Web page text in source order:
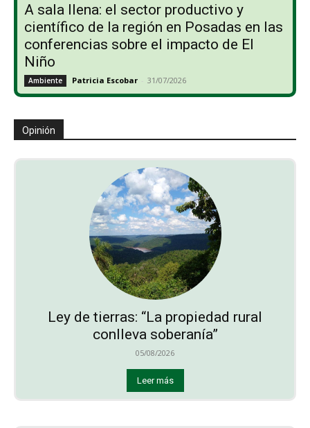
A sala llena: el sector productivo y
científico de la región en Posadas en las
conferencias sobre el impacto de El
Niño
Ambiente Patricia Escobar - 31/07/2026
Opinión
Ley de tierras: “La propiedad rural
conlleva soberanía”
05/08/2026
Leer más